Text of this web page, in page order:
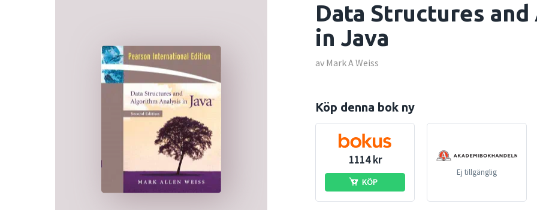
Data Structures
in Java
av Mark A Weiss
Köp denna bok ny
1114 kr
KÖP
Ej tillgänglig